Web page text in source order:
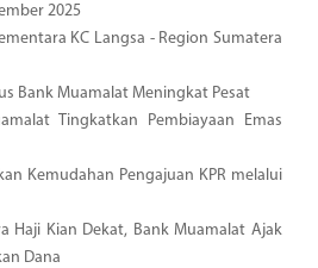
2025
KC Langsa - Region Sumatera
Bank Muamalat Meningkat Pesat
Tingkatkan Pembiayaan Emas
Kemudahan Pengajuan KPR melalui
Haji Kian Dekat, Bank Muamalat Ajak
Dana